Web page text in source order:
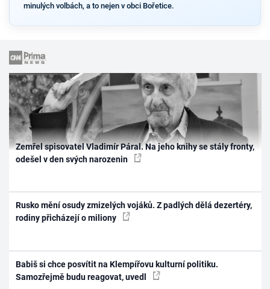
minulých volbách, a to nejen v obci Bořetice.
Zemřel spisovatel Vladimír Páral. Na jeho knihy se stály fronty,
odešel v den svých narozenin
Rusko mění osudy zmizelých vojáků. Z padlých dělá dezertéry,
rodiny přicházejí o miliony
Babiš si chce posvítit na Klempířovu kulturní politiku.
Samozřejmě budu reagovat, uvedl